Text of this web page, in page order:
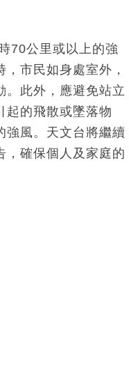
70公里或以上的強
市民如身處室外，
。此外，應避免站立
起的飛散或墜落物
強風。天文台將繼續
，確保個人及家庭的